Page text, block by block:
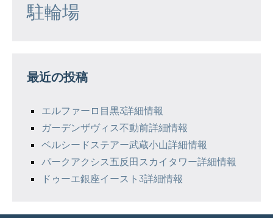
駐輪場
最近の投稿
エルファーロ目黒3詳細情報
ガーデンザヴィス不動前詳細情報
ベルシードステアー武蔵小山詳細情報
パークアクシス五反田スカイタワー詳細情報
ドゥーエ銀座イースト3詳細情報